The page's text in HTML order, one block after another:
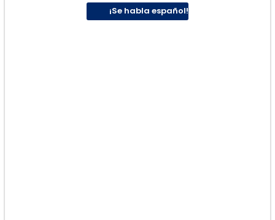
¡Se habla español!